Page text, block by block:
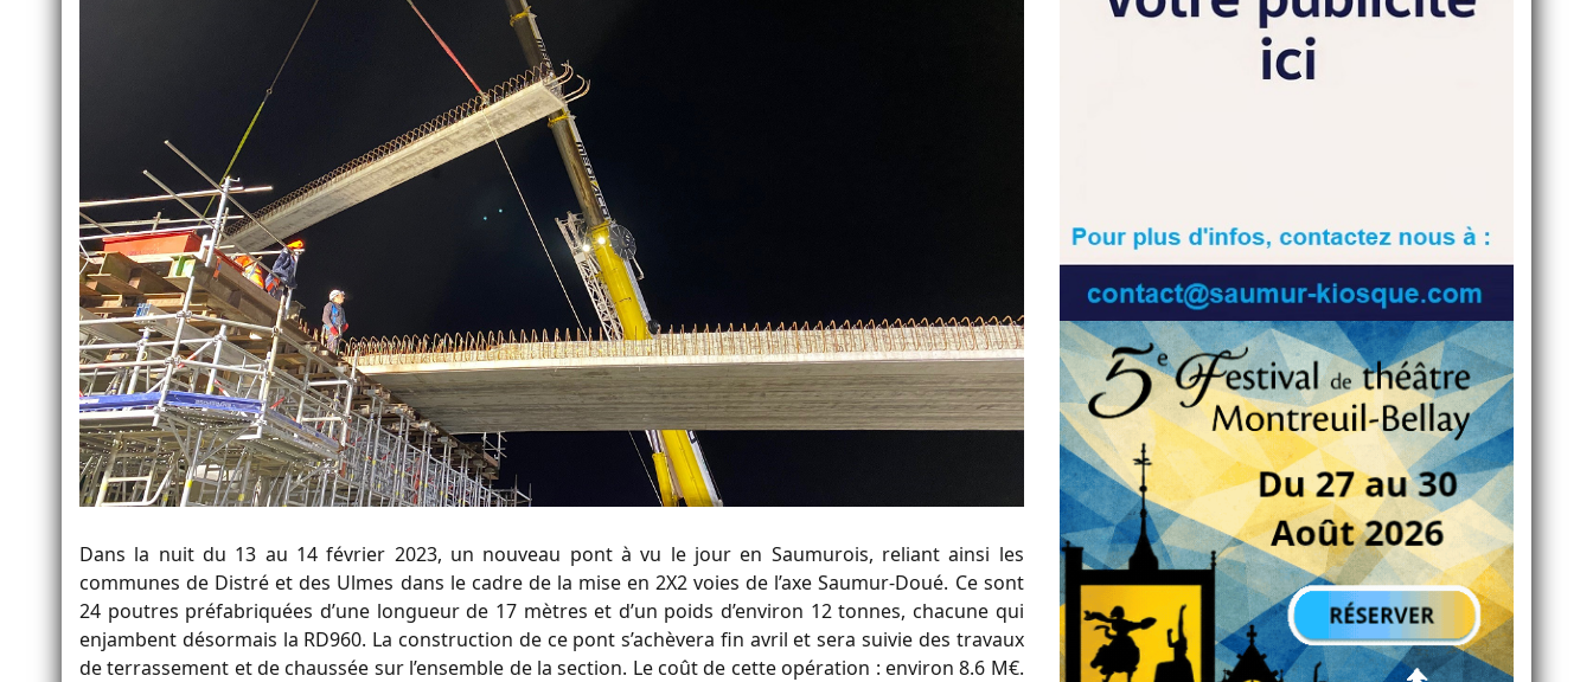
Dans la nuit du 13 au 14 février 2023, un nouveau pont à vu le jour en Saumurois, reliant ainsi les
communes de Distré et des Ulmes dans le cadre de la mise en 2X2 voies de l’axe Saumur-Doué. Ce sont
24 poutres préfabriquées d’une longueur de 17 mètres et d’un poids d’environ 12 tonnes, chacune qui
enjambent désormais la RD960. La construction de ce pont s’achèvera fin avril et sera suivie des travaux
de terrassement et de chaussée sur l’ensemble de la section. Le coût de cette opération : environ 8.6 M€.